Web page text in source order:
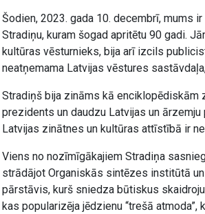
Šodien, 2023. gada 10. decembrī, mums
Stradiņu, kuram šogad apritētu 90 gadi.
kultūras vēsturnieks, bija arī izcils
neatņemama Latvijas vēstures
Stradiņš bija zināms kā enciklopēdiskām
prezidents un daudzu Latvijas un
Latvijas zinātnes un kultūras attīstībā ir
Viens no nozīmīgākajiem Stradiņa
strādājot Organiskās sintēzes institūtā
pārstāvis, kurš sniedza būtiskus
kas popularizēja jēdzienu “trešā